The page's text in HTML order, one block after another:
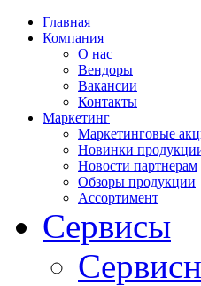
Главная
Компания
О нас
Вендоры
Вакансии
Контакты
Маркетинг
Маркетинговые
Новинки
Новости партнерам
Обзоры продукции
Ассортимент
Сервисы